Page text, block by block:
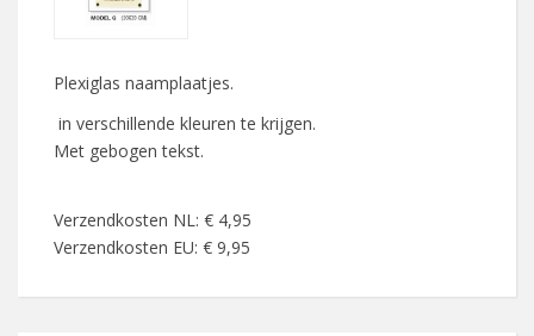
Plexiglas naamplaatjes.
in verschillende kleuren te krijgen.
Met gebogen tekst.
Verzendkosten NL: € 4,95
Verzendkosten EU: € 9,95